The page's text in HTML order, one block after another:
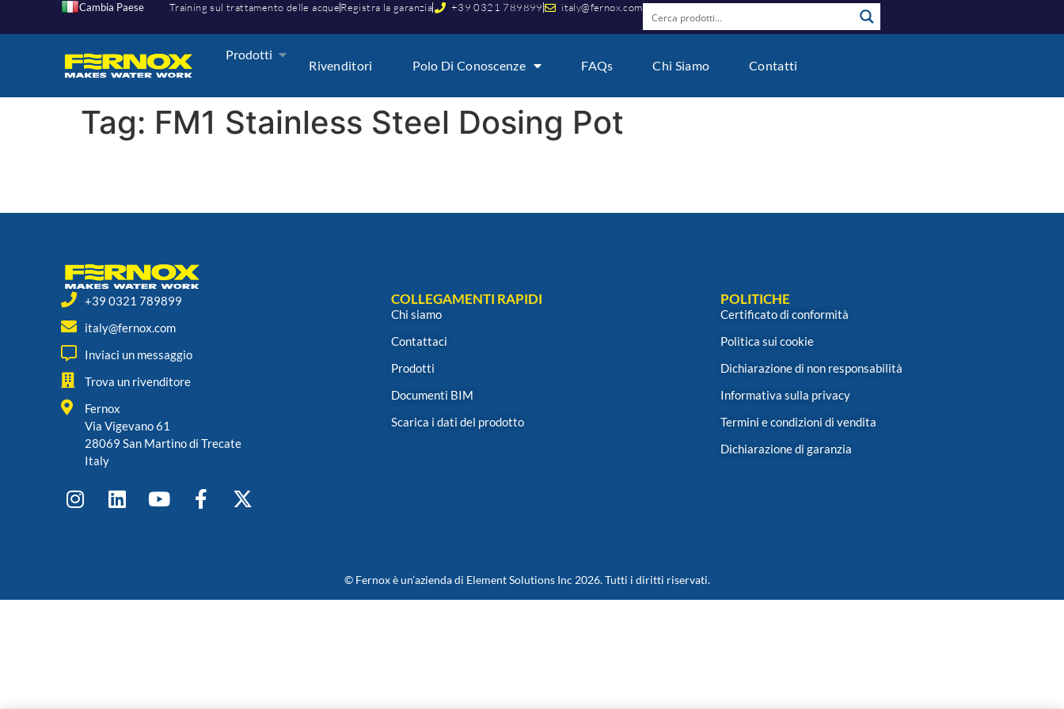
Cambia Paese Training sul trattamento delle acqueRegistra la garanzia +39 0321 789899 italy@fernox.com
Prodotti
Rivenditori Polo Di Conoscenze FAQs Chi Siamo Contatti
Tag: FM1 Stainless Steel Dosing Pot
+39 0321 789899
italy@fernox.com
Inviaci un messaggio
Trova un rivenditore
Fernox
Via Vigevano 61
28069 San Martino di Trecate
Italy
COLLEGAMENTI RAPIDI
Chi siamo
Contattaci
Prodotti
Documenti BIM
Scarica i dati del prodotto
POLITICHE
Certificato di conformità
Politica sui cookie
Dichiarazione di non responsabilità
Informativa sulla privacy
Termini e condizioni di vendita
Dichiarazione di garanzia
© Fernox è un’azienda di Element Solutions Inc 2026. Tutti i diritti riservati.